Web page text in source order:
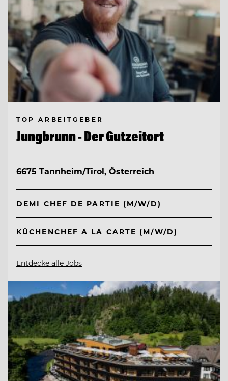
TOP ARBEITGEBER
Jungbrunn - Der Gutzeitort
6675 Tannheim/Tirol, Österreich
DEMI CHEF DE PARTIE (M/W/D)
KÜCHENCHEF A LA CARTE (M/W/D)
Entdecke alle Jobs